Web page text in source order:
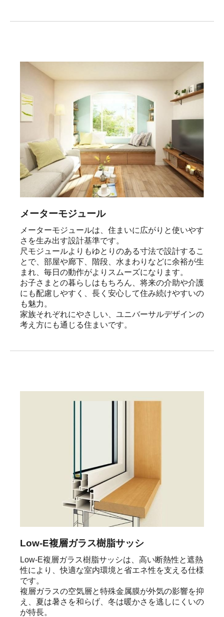
メーターモジュール
メーターモジュールは、住まいに広がりと使いやす
さを生み出す設計基準です。
尺モジュールよりもゆとりのある寸法で設計するこ
とで、部屋や廊下、階段、水まわりなどに余裕が生
まれ、毎日の動作がよりスムーズになります。
お子さまとの暮らしはもちろん、将来の介助や介護
にも配慮しやすく、長く安心して住み続けやすいの
も魅力。
家族それぞれにやさしい、ユニバーサルデザインの
考え方にも通じる住まいです。
Low-E複層ガラス樹脂サッシ
Low-E複層ガラス樹脂サッシは、高い断熱性と遮熱
性により、快適な室内環境と省エネ性を支える仕様
です。
複層ガラスの空気層と特殊金属膜が外気の影響を抑
え、夏は暑さを和らげ、冬は暖かさを逃しにくいの
が特長。